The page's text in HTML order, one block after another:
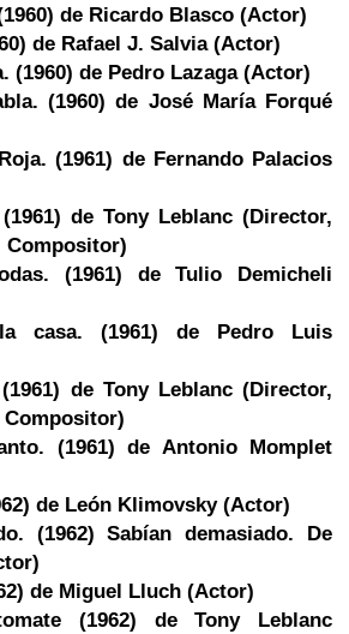
de Ricardo Blasco (Actor)
de Rafael J. Salvia (Actor)
(1960) de Pedro Lazaga (Actor)
(1960) de José María Forqué
(1961) de Fernando Palacios
de Tony Leblanc (Director,
Compositor)
(1961) de Tulio Demicheli
casa. (1961) de Pedro Luis
de Tony Leblanc (Director,
(1961) de Antonio Momplet
de León Klimovsky (Actor)
(1962) Sabían demasiado. De
de Miguel Lluch (Actor)
(1962) de Tony Leblanc